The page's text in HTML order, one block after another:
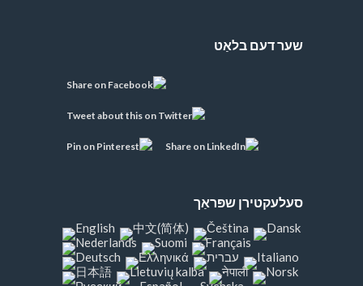
שער דעם בלאַט
סעלעקטירן שפּראַך